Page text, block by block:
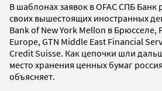
В шаблонах заявок в OFAC СПБ Банк
своих вышестоящих иностранных
Bank of New York Mellon в Брюсселе,
Europe, GTN Middle East Financial
Credit Suisse. Как цепочки шли
место хранения ценных бумаг
объясняет.